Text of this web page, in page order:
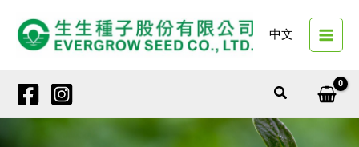
content
中文
Search